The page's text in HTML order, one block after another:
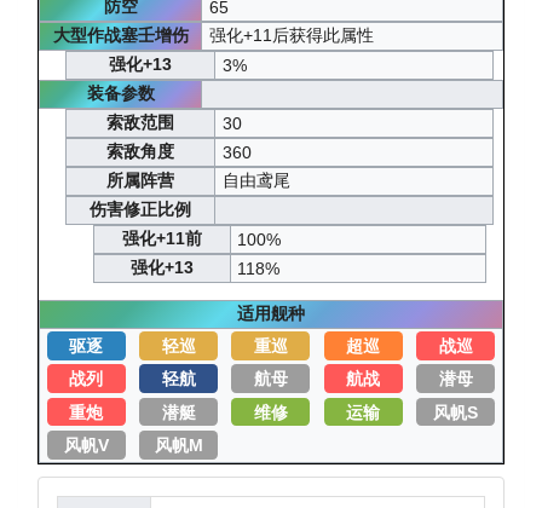
防空
65
大型作战塞壬增伤
强化+11后获得此属性
强化+13
3%
装备参数
索敌范围
30
索敌角度
360
所属阵营
自由鸢尾
伤害修正比例
强化+11前
100%
强化+13
118%
适用舰种
驱逐
轻巡 重巡 超巡
战巡
战列
轻航 航母 航战
潜母
重炮
潜艇 维修 运输
风帆S
风帆V
风帆M